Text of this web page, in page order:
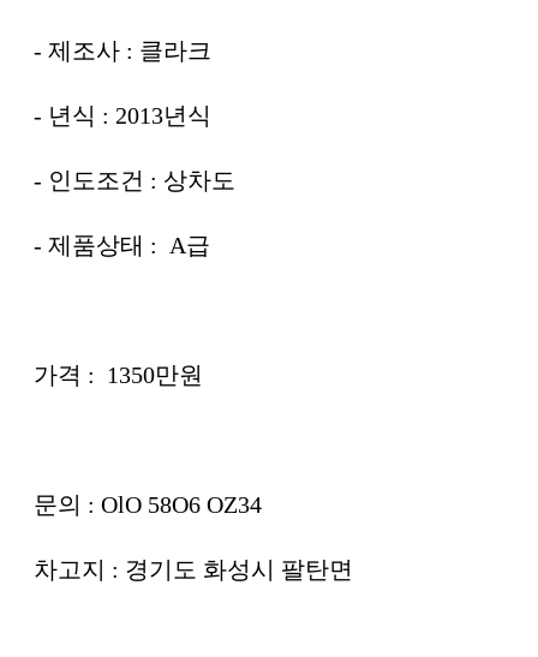
- 제조사 : 클라크
- 년식 : 2013년식
- 인도조건 : 상차도
- 제품상태 : A급
가격 : 1350만원
문의 : OlO 58O6 OZ34
차고지 : 경기도 화성시 팔탄면